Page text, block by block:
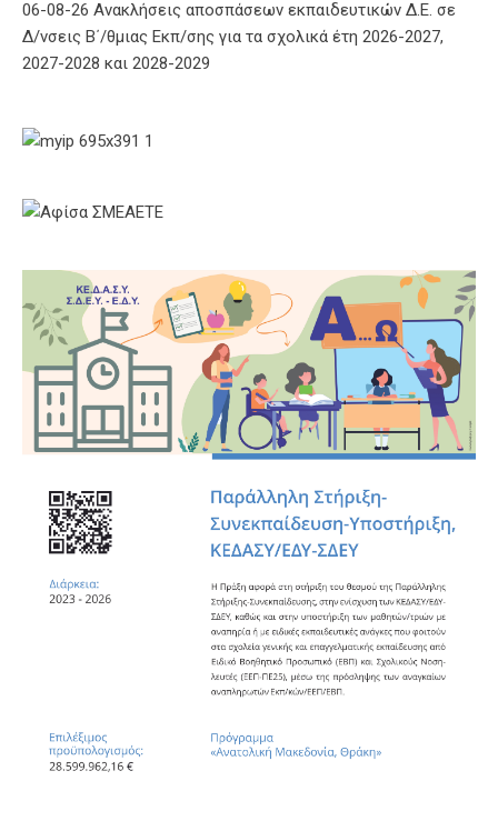
06-08-26 Ανακλήσεις αποσπάσεων εκπαιδευτικών Δ.Ε. σε
Δ/νσεις Β΄/θμιας Εκπ/σης για τα σχολικά έτη 2026-2027,
2027-2028 και 2028-2029